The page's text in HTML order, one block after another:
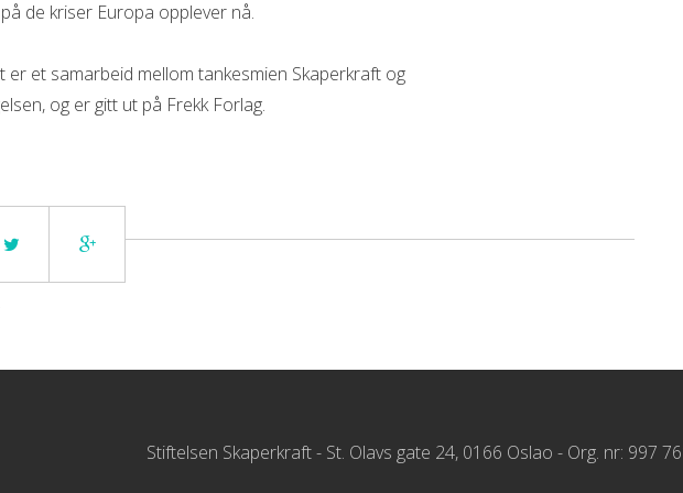
de kriser Europa opplever nå.
er et samarbeid mellom tankesmien Skaperkraft og
og er gitt ut på Frekk Forlag.
Stiftelsen Skaperkraft - St. Olavs gate 24, 0166 Oslao - Org. nr: 997